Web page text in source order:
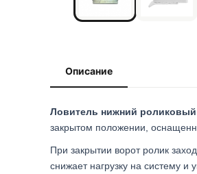
Описание
Ловитель нижний
закрытом положении,
При закрытии ворот ролик
снижает нагрузку на систему и